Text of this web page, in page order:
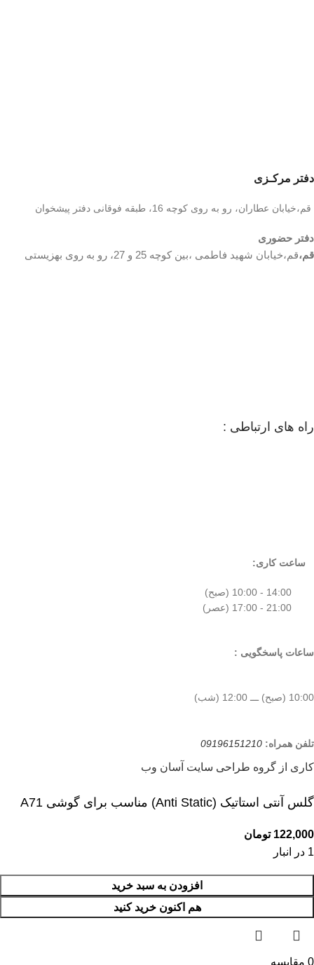
دفتر مرکـزی
قم،خیابان عطاران، رو به روی کوچه 16، طبقه فوقانی دفتر پیشخوان
دفتر حضوری
قم،قم،خیابان شهید فاطمی ،بین کوچه 25 و 27، رو به روی بهزیستی
راه های ارتباطی :
ساعت کاری:
ساعات پاسخگویی :
10:00 (صبح) ـــ 12:00 (شب)
تلفن همراه: 09196151210
کاری از گروه طراحی سایت آسان وب
گلس آنتی استاتیک (Anti Static) مناسب برای گوشی A71
122,000 تومان
1 در انبار
افزودن به سبد خرید
هم اکنون خرید کنید
0 مقایسه